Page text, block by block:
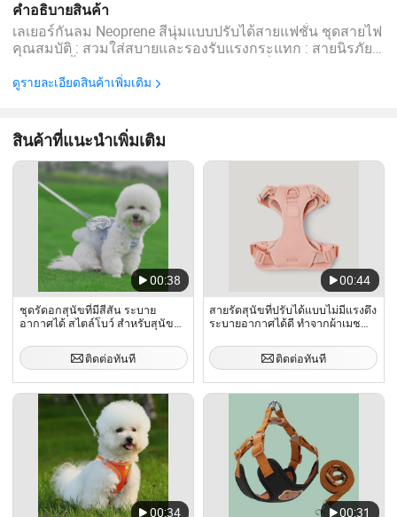
คำอธิบายสินค้า
เลเยอร์กันลม Neoprene สีนุ่มแบบปรับได้สายแฟชั่น ชุดสายไฟ
คุณสมบัติ : สวมใส่สบายและรองรับแรงกระแทก : สายนิรภัย
ความยืดหยุ่นดีพร้อมน้ำแรงและดูดซับเหงื่อเพื่อให้สัตว์เลี้ยง
ดูรายละเอียดสินค้าเพิ่มเติม
สินค้าที่แนะนำเพิ่มเติม
00:38
ชุดรัดอกสุนัขที่มีสีสัน ระบาย
อากาศได้ สไตล์โบว์ สำหรับสุนัข
ฤดูกาล
ติดต่อทันที
00:44
สายรัดสุนัขที่ปรับได้แบบไม่มีแรงดึง
ระบายอากาศได้ดี ทำจากผ้าเมช
ปลอกคอสุนัข แบบคลิปหน้า
ควบคุมง่าย เหมาะสำหรับการเดิน
ติดต่อทันที
00:34 00:31